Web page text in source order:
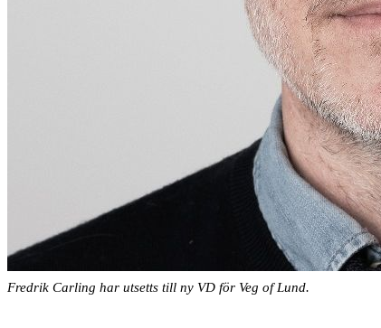
Fredrik Carling har utsetts till ny VD för Veg of Lund.